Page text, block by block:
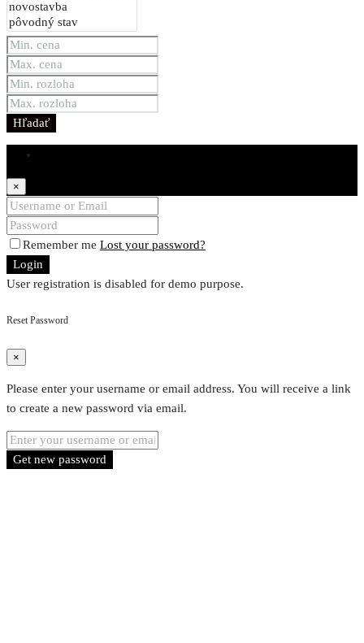
Hľadať
×
Remember me Lost your password?
Login
User registration is disabled for demo purpose.
Reset Password
×
Please enter your username or email address. You will receive a link
to create a new password via email.
Get new password